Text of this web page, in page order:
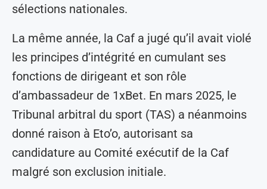
sélections nationales.
La même année, la Caf a jugé qu’il avait violé
les principes d’intégrité en cumulant ses
fonctions de dirigeant et son rôle
d’ambassadeur de 1xBet. En mars 2025, le
Tribunal arbitral du sport (TAS) a néanmoins
donné raison à Eto’o, autorisant sa
candidature au Comité exécutif de la Caf
malgré son exclusion initiale.